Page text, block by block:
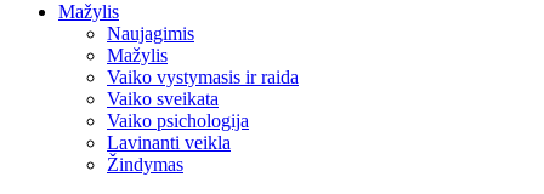
Mažylis
Naujagimis
Mažylis
Vaiko vystymasis ir raida
Vaiko sveikata
Vaiko psichologija
Lavinanti veikla
Žindymas